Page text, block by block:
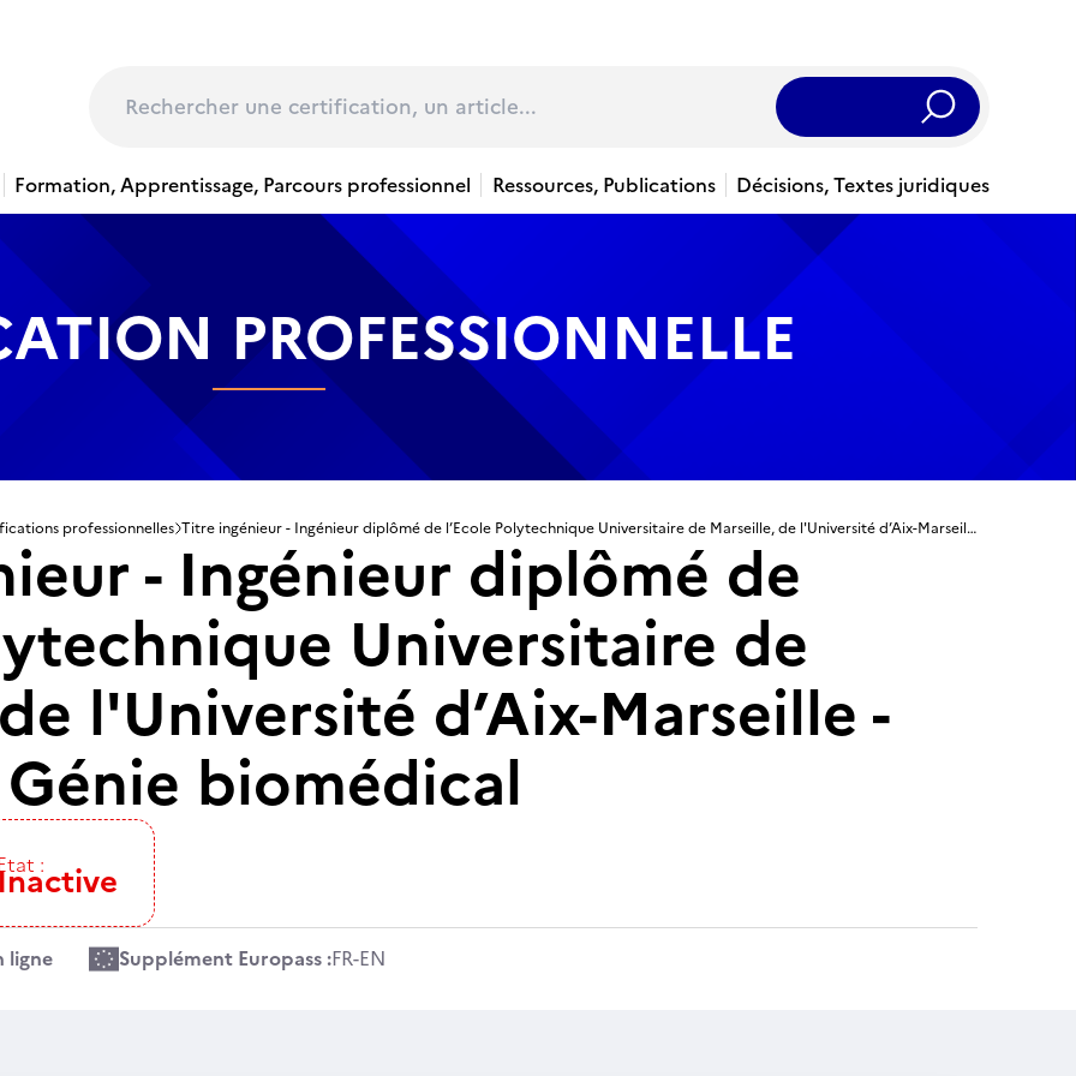
Rechercher
Formation, Apprentissage, Parcours professionnel Ressources, Publications Décisions, Textes juridiques
PROFESSIONNELLE
professionnelles Titre ingénieur - Ingénieur diplômé de l’Ecole Polytechnique Universitaire de Marseille, de l'Université d’Aix-Marseille - Spécialité Génie biomédical
- Ingénieur diplômé de
Universitaire de
l'Université d’Aix-Marseille -
biomédical
:
ligne Supplément Europass :FR-EN